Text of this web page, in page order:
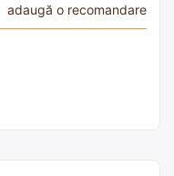
adaugă o recomandare